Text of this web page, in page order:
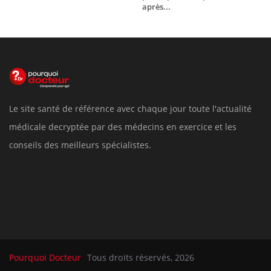
après...
Le site santé de référence avec chaque jour toute l'actualité
médicale decryptée par des médecins en exercice et les
conseils des meilleurs spécialistes.
Pourquoi Docteur Tous droits réservés, 2026